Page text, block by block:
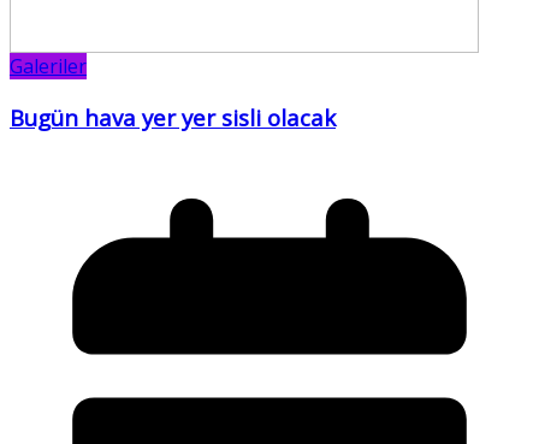
Galeriler
Bugün hava yer yer sisli olacak